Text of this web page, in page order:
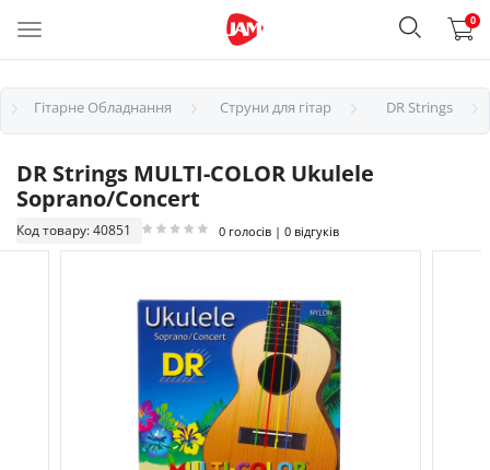
0
Гітарне Обладнання Струни для гітар DR Strings
DR Strings MULTI-COLOR Ukulele
Soprano/Concert
Код товару: 40851 0 голосів | 0 відгуків